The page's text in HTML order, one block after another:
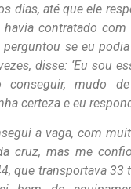
dias, até que ele
contratado com
se eu
disse: ‘Eu sou
mudo de
certeza e eu
a vaga, com
cruz, mas me
que transportava 33